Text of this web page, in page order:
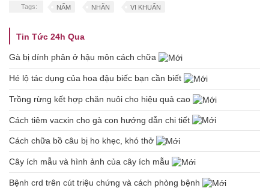
Tags: NẤM NHÃN VI KHUẨN
Tin Tức 24h Qua
Gà bị dính phân ở hậu môn cách chữa
Hé lộ tác dụng của hoa đậu biếc bạn cần biết
Trồng rừng kết hợp chăn nuôi cho hiệu quả cao
Cách tiêm vacxin cho gà con hướng dẫn chi tiết
Cách chữa bồ câu bị ho khẹc, khó thở
Cây ích mẫu và hình ảnh của cây ích mẫu
Bệnh crd trên cút triệu chứng và cách phòng bệnh